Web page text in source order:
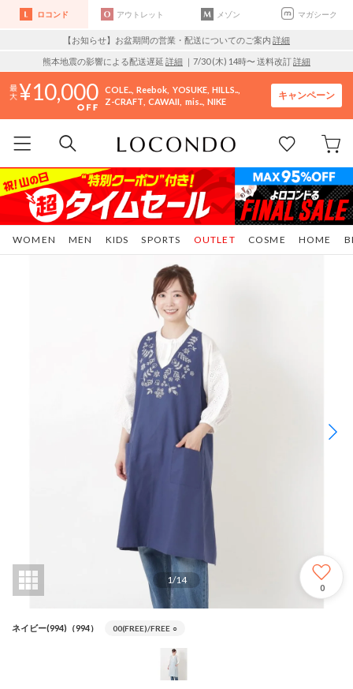
ロコンド アウトレット メゾン マガシーク
【お知らせ】お盆期間の営業・配送についてのご案内 詳細
熊本地震の影響による配送遅延 詳細 ｜7/30 (木) 14時〜 送料改訂詳細
10,000 COLE.. Reebok YOSUKE HILLS..
Z-CRAFT CAWAII mis.. NIKE
キャンペーン
WOMEN MEN KIDS SPORTS COSME HOME
OUTLET
1/14
0
ネイビー(994)（994） 00(FREE)/FREE ○